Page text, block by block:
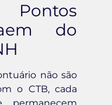
do
não são
o CTB, cada